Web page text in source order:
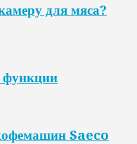
для мяса?
функции
Saeco